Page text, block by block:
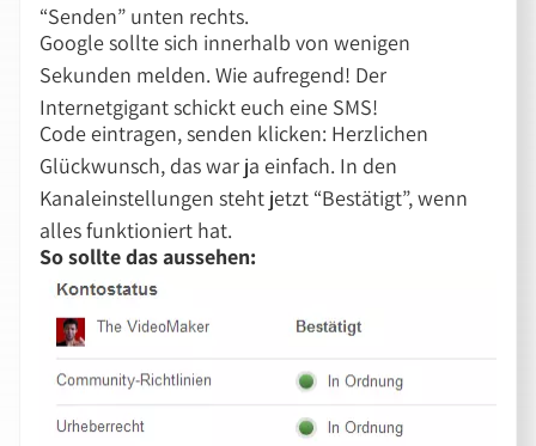
“Senden” unten rechts.
Google sollte sich innerhalb von wenigen
Sekunden melden. Wie aufregend! Der
Internetgigant schickt euch eine SMS!
Code eintragen, senden klicken: Herzlichen
Glückwunsch, das war ja einfach. In den
Kanaleinstellungen steht jetzt “Bestätigt”, wenn
alles funktioniert hat.
So sollte das aussehen: